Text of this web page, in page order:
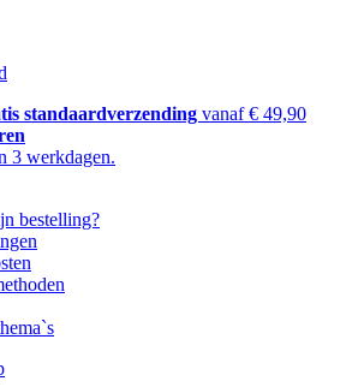
standaardverzending vanaf € 49,90
3 werkdagen.
bestelling?